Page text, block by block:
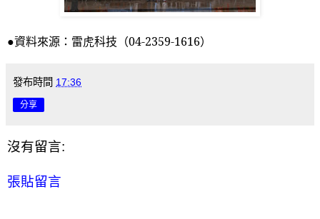
●資料來源：雷虎科技（04-2359-1616）
發布時間 17:36
分享
沒有留言:
張貼留言